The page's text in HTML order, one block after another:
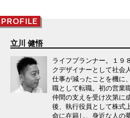
PROFILE
立川 健悟
ライフプランナー。１９
クデザイナーとして社会
仕事が減ったことを機に
職として転職。初の営業
仲間の支えを受け次第に
後、執行役員として株式
命に在籍し、身近な人の